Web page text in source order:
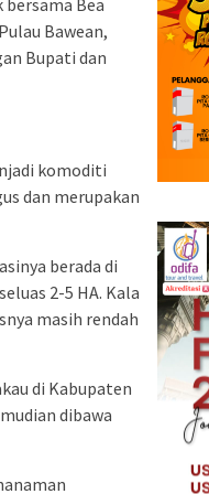
Bea
Bawean,
Bupati dan
komoditi
dan merupakan
berada di
2-5 HA. Kala
masih rendah
di Kabupaten
dibawa